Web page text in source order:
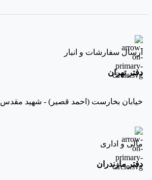
ارسال سفارشات و انبار
دفتر تهران
خیابان بخارست (احمد قصیر) - شهید مقدس ۴ - پلاک 34
مالی و اداری
دفتر مازندران